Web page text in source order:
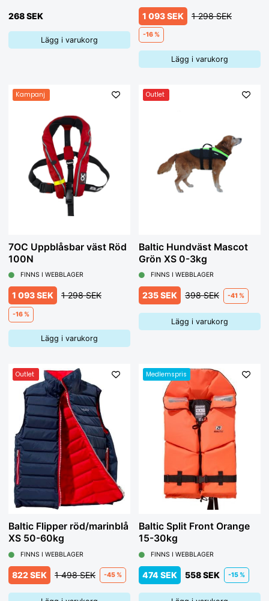
268 SEK
Lägg i varukorg
1 093 SEK 1 298 SEK
-16 %
Lägg i varukorg
Kampanj
7OC Uppblåsbar väst Röd
100N
FINNS I WEBBLAGER
1 093 SEK 1 298 SEK
-16 %
Lägg i varukorg
Outlet
Baltic Hundväst Mascot
Grön XS 0-3kg
FINNS I WEBBLAGER
235 SEK 398 SEK -41 %
Lägg i varukorg
Outlet
Baltic Flipper röd/marinblå
XS 50-60kg
FINNS I WEBBLAGER
822 SEK 1 498 SEK -45 %
Medlemspris
Baltic Split Front Orange
15-30kg
FINNS I WEBBLAGER
474 SEK 558 SEK -15 %